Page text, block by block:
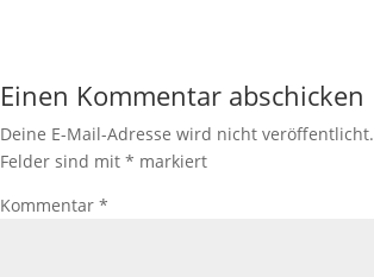
Einen Kommentar abschicken
Deine E-Mail-Adresse wird nicht veröffentlicht.
Felder sind mit * markiert
Kommentar *